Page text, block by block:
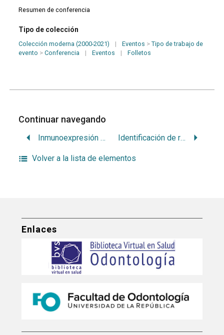
Resumen de conferencia
Tipo de colección
Colección moderna (2000-2021) | Eventos >Tipo de trabajo de
evento >Conferencia | Eventos | Folletos
Continuar navegando
Inmunoexpresión de las proteinas Mismach Repair (MMR) y Ki-67 E las diversas variantes de ameloblastoma y gérmenes dentales Identificación de redes y grupos de investigación odontológica a partir de artículos publicados en odontoestomatología
Volver a la lista de elementos
Enlaces